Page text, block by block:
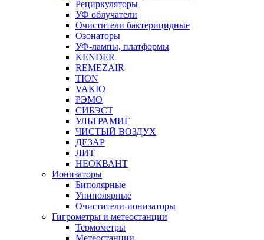
Рециркуляторы
УФ облучатели
Очистители бактерицидные
Озонаторы
УФ-лампы, платформы
KENDER
REMEZAIR
TION
VAKIO
РЭМО
СИБЭСТ
УЛЬТРАМИГ
ЧИСТЫЙ ВОЗДУХ
ДЕЗАР
ЛИТ
НЕОКВАНТ
Ионизаторы
Биполярные
Униполярные
Очистители-ионизаторы
Гигрометры и метеостанции
Термометры
Метеостанции